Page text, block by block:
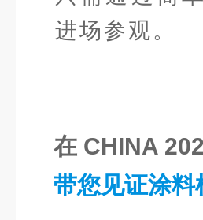
进场参观。
在 CHINA
带您见证涂